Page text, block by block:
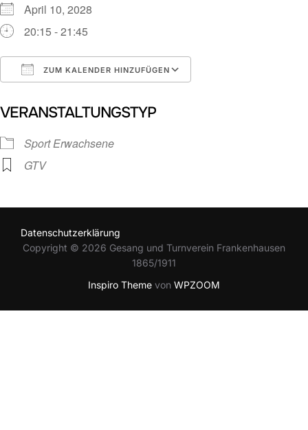
April 10, 2028
20:15 - 21:45
ZUM KALENDER HINZUFÜGEN
VERANSTALTUNGSTYP
Sport Erwachsene
GTV
Datenschutzerklärung
Copyright © 2026 Gesang und Turnverein Frankenhausen
1865/1911
Inspiro Theme von WPZOOM